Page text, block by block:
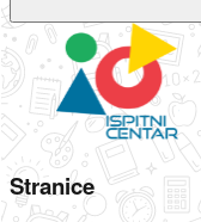
Stranice